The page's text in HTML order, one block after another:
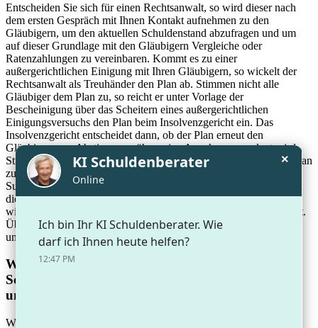
Entscheiden Sie sich für einen Rechtsanwalt, so wird dieser nach
dem ersten Gespräch mit Ihnen Kontakt aufnehmen zu den
Gläubigern, um den aktuellen Schuldenstand abzufragen und um
auf dieser Grundlage mit den Gläubigern Vergleiche oder
Ratenzahlungen zu vereinbaren. Kommt es zu einer
außergerichtlichen Einigung mit Ihren Gläubigern, so wickelt der
Rechtsanwalt als Treuhänder den Plan ab. Stimmen nicht alle
Gläubiger dem Plan zu, so reicht er unter Vorlage der
Bescheinigung über das Scheitern eines außergerichtlichen
Einigungsversuchs den Plan beim Insolvenzgericht ein. Das
Insolvenzgericht entscheidet dann, ob der Plan erneut den
Gläubigern zur Abstimmung über seine Annahme vorgelegt wird.
Stimmen in einem solchen Fall die Mehrheit der Gläubiger dem Plan
zu, so setzt sich die Mehrheit aus der Anzahl an Köpfen und der
Summe aller Schulden zusammen. Erreichen die Ja-Stimmen nicht
die Mehrheit, ist der Plan gescheitert und das Insolvenzverfahren
wird mit Bestellung eines Treuhänders/Insolvenzverwalter eröffnet.
Über den weiteren Verfahrensablauf erhalten Sie Informationen
unter
www.sg-kanzlei.de/privatinsolvenz/
Wodurch unterscheidet sich die Anwaltskanzlei
Schmidt mit den Standorten Eislingen, Leonberg
und Tübingen von anderen Schuldenregulierern?
Wir sehen in jedem Auftraggeber den Menschen mit all seinen
×